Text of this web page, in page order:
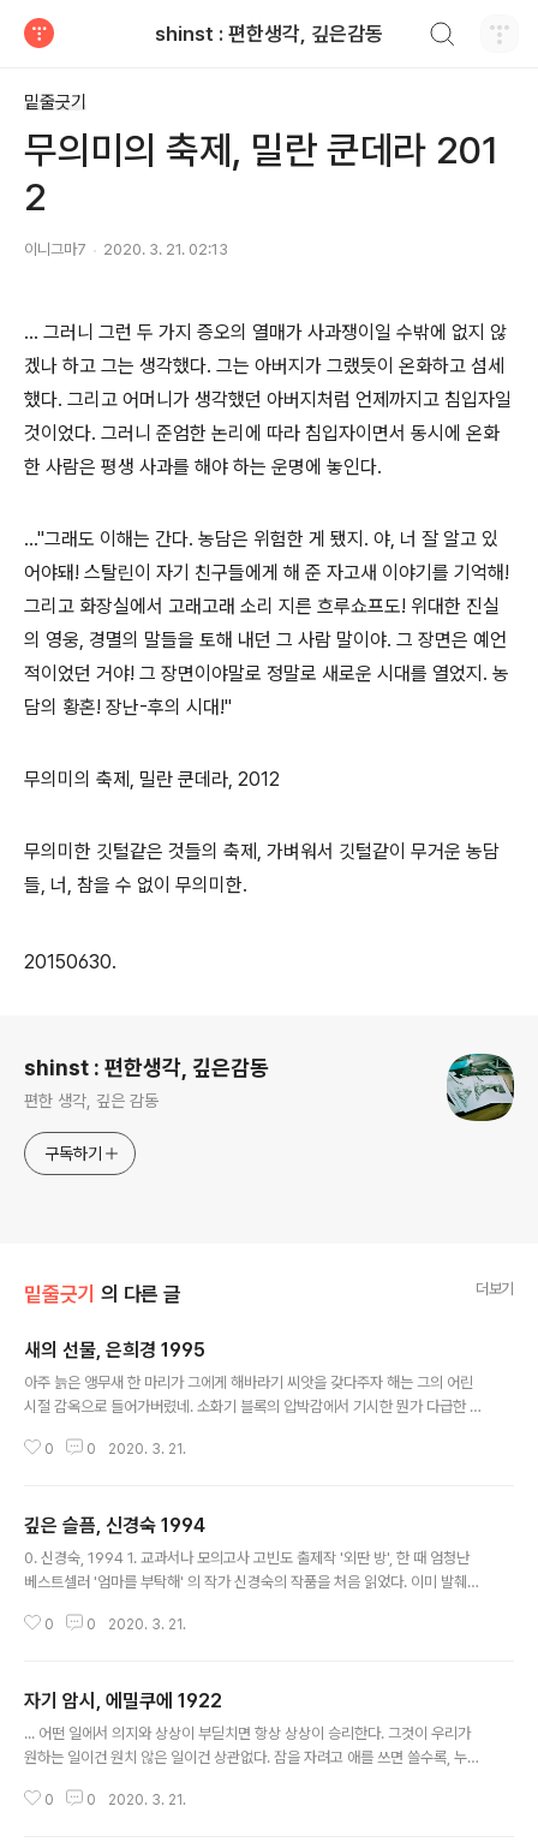
shinst : 편한생각, 깊은감동
밑줄긋기
무의미의 축제, 밀란 쿤데라 201
2
이니그마7 2020. 3. 21. 02:13
... 그러니 그런 두 가지 증오의 열매가 사과쟁이일 수밖에 없지 않
겠나 하고 그는 생각했다. 그는 아버지가 그랬듯이 온화하고 섬세
했다. 그리고 어머니가 생각했던 아버지처럼 언제까지고 침입자일
것이었다. 그러니 준엄한 논리에 따라 침입자이면서 동시에 온화
한 사람은 평생 사과를 해야 하는 운명에 놓인다.
..."그래도 이해는 간다. 농담은 위험한 게 됐지. 야, 너 잘 알고 있
어야돼! 스탈린이 자기 친구들에게 해 준 자고새 이야기를 기억해!
그리고 화장실에서 고래고래 소리 지른 흐루쇼프도! 위대한 진실
의 영웅, 경멸의 말들을 토해 내던 그 사람 말이야. 그 장면은 예언
적이었던 거야! 그 장면이야말로 정말로 새로운 시대를 열었지. 농
담의 황혼! 장난-후의 시대!"
무의미의 축제, 밀란 쿤데라, 2012
무의미한 깃털같은 것들의 축제, 가벼워서 깃털같이 무거운 농담
들, 너, 참을 수 없이 무의미한.
20150630.
shinst : 편한생각, 깊은감동
편한 생각, 깊은 감동
구독하기
밑줄긋기 의 다른 글 더보기
새의 선물, 은희경 1995
아주 늙은 앵무새 한 마리가 그에게 해바라기 씨앗을 갖다주자 해는 그의 어린
시절 감옥으로 들어가버렸네. 소화기 블록의 압박감에서 기시한 뭔가 다급한 마
때 어떻게든 강렬한 심상이 남는 책이 있는가 하면(가령 설국의 새하얀 이미지)
나치게 깊이 들어가지 않으면서도 그만큼 넓게 관찰되는 소설이라는 생각을 해
본다. 무엇보다 지나치게 유기적이지 않은 것이 어딘가의 평에서 말했듯 쿤데라
의 그것과 비슷하기도 하고. 꽤 부담스러울 수 있는 내용임에도 마음이 편안한
0 0 2020. 3. 21.
깊은 슬픔, 신경숙 1994
0. 신경숙, 1994 1. 교과서나 모의고사 고빈도 출제작 '외딴 방', 한 때 엄청난
베스트셀러 '엄마를 부탁해' 의 작가 신경숙의 작품을 처음 읽었다. 이미 발췌본
라고 애써 포장하고 있지만) 때문에 선뜻 손이 가지는 않았으나 내 오래된 위시
쪽 분량의 장편을 완독했다. 2.예상했던 것처럼 신경숙의 글은 난해했다. 시점
이 문장을 건너뛰며 쉴 새 없이 오고가고, 문장은 두서없고 정말 '아득' 하다. 그
럼에도 그녀만의 방식이 조금 익숙해지면서부터는 내용이 확 와닿기 시작하는
0 0 2020. 3. 21.
자기 암시, 에밀쿠에 1922
... 어떤 일에서 의지와 상상이 부딛치면 항상 상상이 승리한다. 그것이 우리가
원하는 일이건 원치 않은 일이건 상관없다. 잠을 자려고 애를 쓰면 쓸수록, 누군
을 피하려고 하면 할수록, 눈은 점점 초롱초롱해지고, 그 사람의 이름은 모호해
0 0 2020. 3. 21.